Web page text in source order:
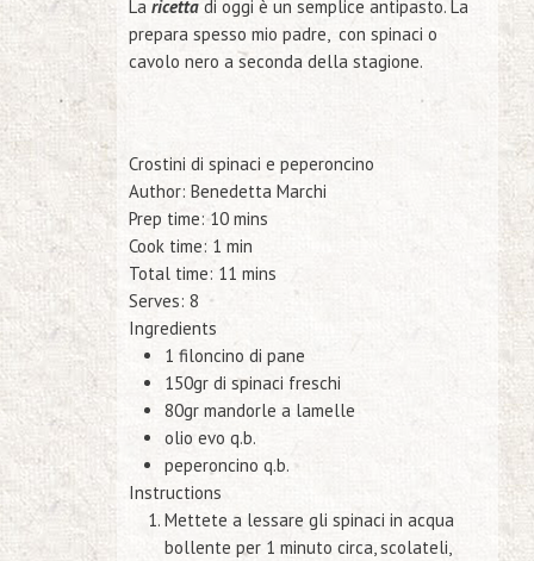
La ricetta di oggi è un semplice antipasto. La
prepara spesso mio padre, con spinaci o
cavolo nero a seconda della stagione.
Crostini di spinaci e peperoncino
Author: Benedetta Marchi
Prep time:10 mins
Cook time: 1 min
Total time: 11 mins
Serves: 8
Ingredients
1 filoncino di pane
150gr di spinaci freschi
80gr mandorle a lamelle
olio evo q.b.
peperoncino q.b.
Instructions
Mettete a lessare gli spinaci in acqua
bollente per 1 minuto circa, scolateli,